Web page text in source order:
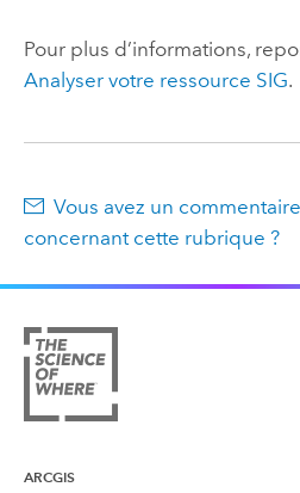
Pour plus d’informations,
Analyser votre ressource SIG.
Vous avez un
concernant cette rubrique ?
ARCGIS